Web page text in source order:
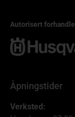
Autorisert
Åpningstider
Verksted: